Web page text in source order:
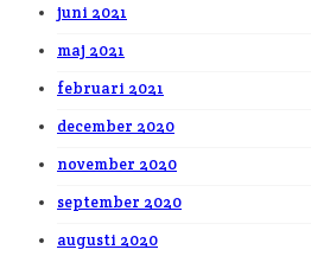
juni 2021
maj 2021
februari 2021
december 2020
november 2020
september 2020
augusti 2020